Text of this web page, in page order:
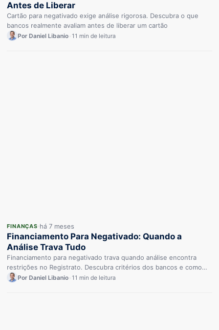
Antes de Liberar
Cartão para negativado exige análise rigorosa. Descubra o que
bancos realmente avaliam antes de liberar um cartão
Por Daniel Libanio 11 min de leitura
FINANÇAS há 7 meses
Financiamento Para Negativado: Quando a
Análise Trava Tudo
Financiamento para negativado trava quando análise encontra
restrições no Registrato. Descubra critérios dos bancos e como
conseguir aprovação.
Por Daniel Libanio 11 min de leitura